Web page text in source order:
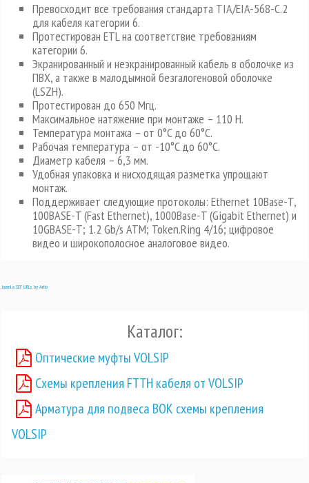
Превосходит все требования стандарта TIA/EIA-568-C.2
для кабеля категории 6.
Протестирован ETL на соответствие требованиям
категории 6.
Экранированный и неэкранированный кабель в оболочке из
ПВХ, а также в малодымной безгалогеновой оболочке
(LSZH).
Протестирован до 650 Мгц.
Максимальное натяжение при монтаже – 110 Н.
Температура монтажа – от 0°C до 60°C.
Рабочая температура – от -10°C до 60°C.
Диаметр кабеля – 6,3 мм.
Удобная упаковка и нисходящая разметка упрощают
монтаж.
Поддерживает следующие протоколы: Ethernet 10Base-T,
100BASE-T (Fast Ethernet), 1000Base-T (Gigabit Ethernet) и
10GBASE-T; 1.2 Gb/s ATM; Token.Ring 4/16; цифровое
видео и широкополосное аналоговое видео.
Joomla SEF URLs by Artio
Каталог:
Оптические муфты VOLSIP
Схемы крепления FTTH кабеля от VOLSIP
Арматура для подвеса ВОК схемы крепления
VOLSIP